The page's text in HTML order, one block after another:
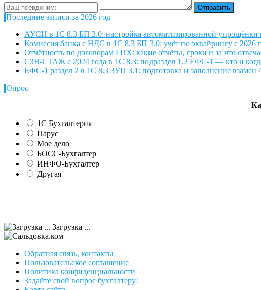
Последние записи за 2026 год
АУСН в 1С 8.3 БП 3.0: настройка автоматизированной
Комиссия банка с НДС в 1С 8.3 БП 3.0: учёт по эквайрингу с 2026
Отчётность по договорам ГПХ: какие отчёты, сроки и за что
СЗВ-СТАЖ с 2024 года в 1С 8.3: подраздел 1.2 ЕФС-1 — кто и
ЕФС-1 раздел 2 в 1С 8.3 ЗУП 3.1: подготовка и заполнение
Опрос
1С Бухгалтерия
Парус
Мое дело
БОСС-Бухгалтер
ИНФО-Бухгалтер
Другая
Загрузка ...
Обратная связь, контакты
Пользовательское соглашение
Политика конфиденциальности
Задайте свой вопрос бухгалтеру!